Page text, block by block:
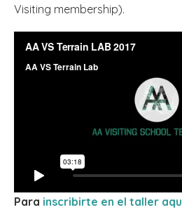
Visiting membership).
Para inscribirte en el taller